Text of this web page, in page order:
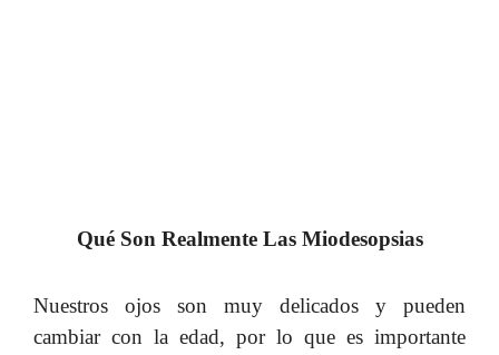
Qué Son Realmente Las Miodesopsias
Nuestros ojos son muy delicados y pueden
cambiar con la edad, por lo que es importante